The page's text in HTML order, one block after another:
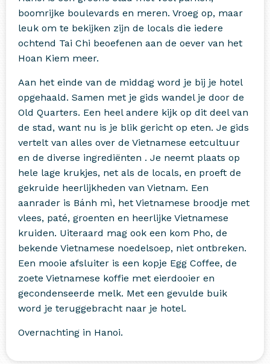
boomrijke boulevards en meren. Vroeg op, maar
leuk om te bekijken zijn de locals die iedere
ochtend Tai Chi beoefenen aan de oever van het
Hoan Kiem meer.
Aan het einde van de middag word je bij je hotel
opgehaald. Samen met je gids wandel je door de
Old Quarters. Een heel andere kijk op dit deel van
de stad, want nu is je blik gericht op eten. Je gids
vertelt van alles over de Vietnamese eetcultuur
en de diverse ingrediënten . Je neemt plaats op
hele lage krukjes, net als de locals, en proeft de
gekruide heerlijkheden van Vietnam. Een
aanrader is Bánh mì, het Vietnamese broodje met
vlees, paté, groenten en heerlijke Vietnamese
kruiden. Uiteraard mag ook een kom Pho, de
bekende Vietnamese noedelsoep, niet ontbreken.
Een mooie afsluiter is een kopje Egg Coffee, de
zoete Vietnamese koffie met eierdooier en
gecondenseerde melk. Met een gevulde buik
word je teruggebracht naar je hotel.
Overnachting in Hanoi.